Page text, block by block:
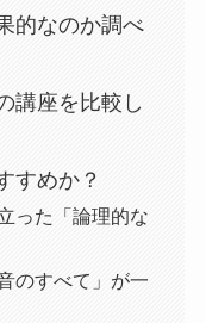
的なのか調べ
講座を比較し
すめか？
った「論理的な
のすべて」が一